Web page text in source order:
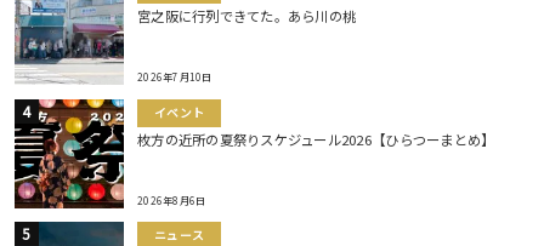
宮之阪に行列できてた。あら川の桃
2026年7月10日
イベント
枚方の近所の夏祭りスケジュール2026【ひらつーまとめ】
2026年8月6日
ニュース